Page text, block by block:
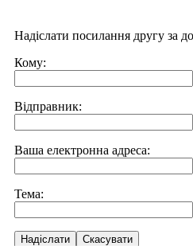
Надіслати посилання другу за
Кому:
Відправник:
Ваша електронна адреса:
Тема:
Надіслати Скасувати